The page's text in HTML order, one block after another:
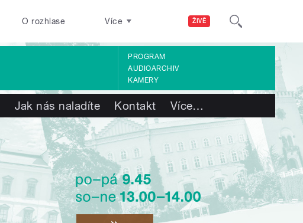
ŽIVĚ
O rozhlase Více
PROGRAM
AUDIOARCHIV
KAMERY
Jak nás naladíte Kontakt Více…